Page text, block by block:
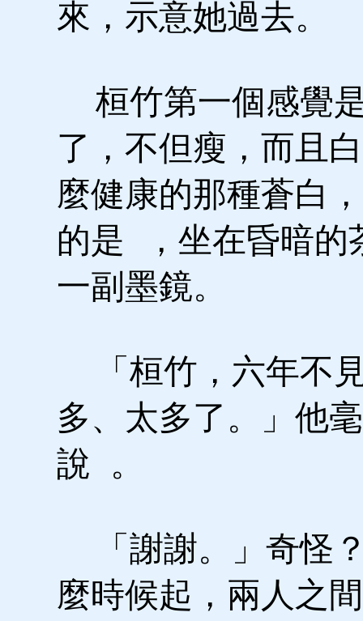
來，示意她過去。
桓竹第一個感覺
了，不但瘦，而且
麼健康的那種蒼白
的是 ，坐在昏暗的
一副墨鏡。
「桓竹，六年不
多、太多了。」他
說 。
「謝謝。」奇怪
麼時候起，兩人之